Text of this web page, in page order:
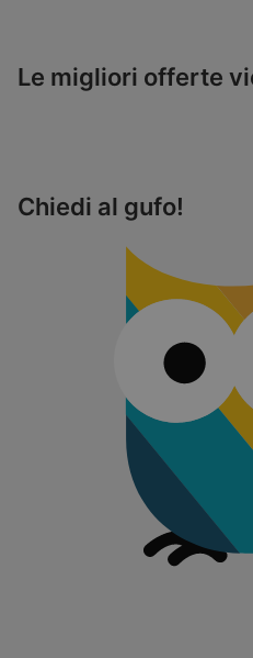
Le migliori offerte
Chiedi al gufo!